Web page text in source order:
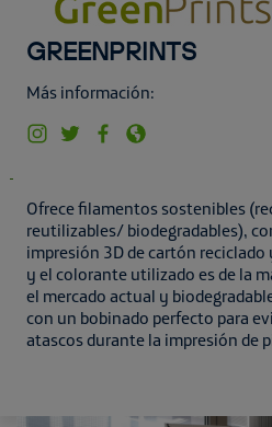
GREENPRINTS
Más información:
Ofrece filamentos sostenibles
reutilizables/ biodegradables),
impresión 3D de cartón
y el colorante utilizado es de la
el mercado actual y
con un bobinado perfecto para
atascos durante la impresión de